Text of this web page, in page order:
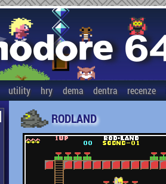
utility hry dema dentra recenze
RODLAND